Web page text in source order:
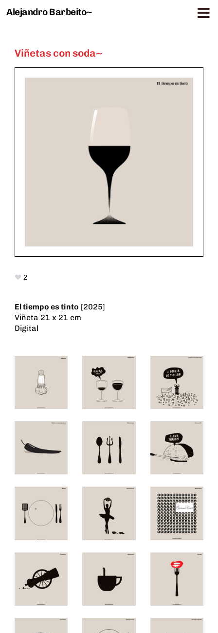
Saltar al contenido
Alejandro Barbeito~
Viñetas con soda~
2
El tiempo es tinto [2025]
Viñeta 21 x 21 cm
Digital